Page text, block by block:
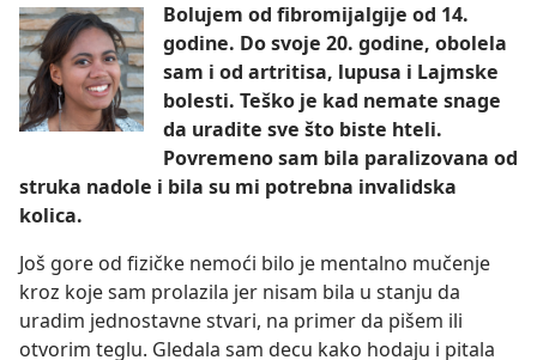
Bolujem od fibromijalgije od 14.
godine. Do svoje 20. godine, obolela
sam i od artritisa, lupusa i Lajmske
bolesti. Teško je kad nemate snage
da uradite sve što biste hteli.
Povremeno sam bila paralizovana od
struka nadole i bila su mi potrebna invalidska
kolica.
Još gore od fizičke nemoći bilo je mentalno mučenje
kroz koje sam prolazila jer nisam bila u stanju da
uradim jednostavne stvari, na primer da pišem ili
otvorim teglu. Gledala sam decu kako hodaju i pitala